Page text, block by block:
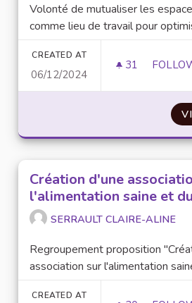
Volonté de mutualiser les
comme lieu de travail pour
CREATED AT
06/12/2024
31 31
Création d'une
l'alimentation saine et
SERRAULT CLAIRE-ALINE
Regroupement proposition
association sur l'alimentation
CREATED AT